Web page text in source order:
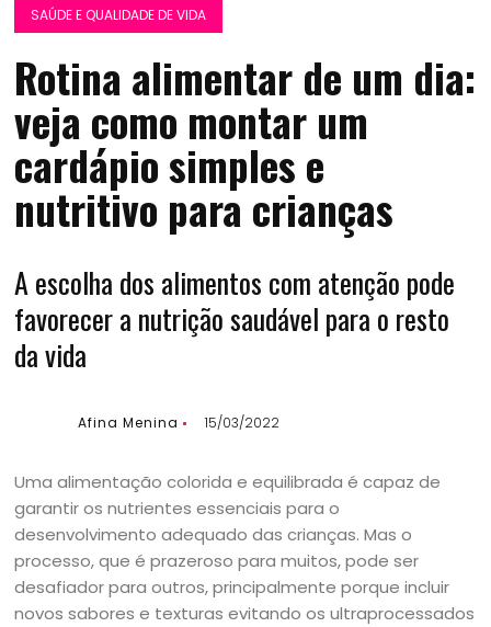
SAÚDE E QUALIDADE DE VIDA
Rotina alimentar de um dia:
veja como montar um
cardápio simples e
nutritivo para crianças
A escolha dos alimentos com atenção pode
favorecer a nutrição saudável para o resto
da vida
Afina Menina 15/03/2022
Uma alimentação colorida e equilibrada é capaz de
garantir os nutrientes essenciais para o
desenvolvimento adequado das crianças. Mas o
processo, que é prazeroso para muitos, pode ser
desafiador para outros, principalmente porque incluir
novos sabores e texturas evitando os ultraprocessados